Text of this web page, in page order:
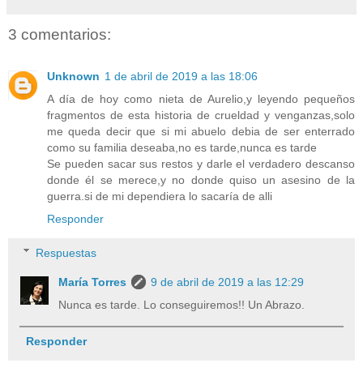
3 comentarios:
Unknown 1 de abril de 2019 a las 18:06
A día de hoy como nieta de Aurelio,y leyendo pequeños
fragmentos de esta historia de crueldad y venganzas,solo
me queda decir que si mi abuelo debia de ser enterrado
como su familia deseaba,no es tarde,nunca es tarde
Se pueden sacar sus restos y darle el verdadero descanso
donde él se merece,y no donde quiso un asesino de la
guerra.si de mi dependiera lo sacaría de alli
Responder
Respuestas
María Torres
9 de abril de 2019 a las 12:29
Nunca es tarde. Lo conseguiremos!! Un Abrazo.
Responder